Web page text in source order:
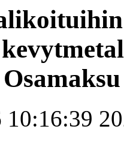
10:16:39